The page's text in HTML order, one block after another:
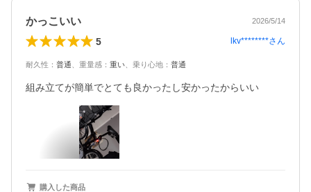
かっこいい 2026/5/14
5 lkv********さん
耐久性 ： 普通 重量感 ： 重い 乗り心地 ： 普通
組み立てが簡単でとても良かったし安かったからいい
購入した商品